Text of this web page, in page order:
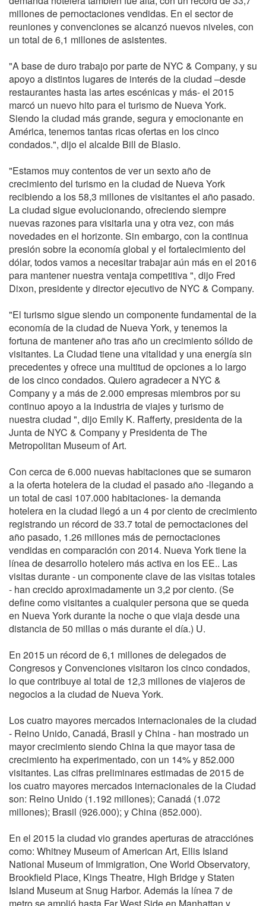
millones de pernoctaciones vendidas. En el sector de
reuniones y convenciones se alcanzó nuevos niveles, con
un total de 6,1 millones de asistentes.
"A base de duro trabajo por parte de NYC & Company, y su
apoyo a distintos lugares de interés de la ciudad –desde
restaurantes hasta las artes escénicas y más- el 2015
marcó un nuevo hito para el turismo de Nueva York.
Siendo la ciudad más grande, segura y emocionante en
América, tenemos tantas ricas ofertas en los cinco
condados.", dijo el alcalde Bill de Blasio.
"Estamos muy contentos de ver un sexto año de
crecimiento del turismo en la ciudad de Nueva York
recibiendo a los 58,3 millones de visitantes el año pasado.
La ciudad sigue evolucionando, ofreciendo siempre
nuevas razones para visitarla una y otra vez, con más
novedades en el horizonte. Sin embargo, con la continua
presión sobre la economía global y el fortalecimiento del
dólar, todos vamos a necesitar trabajar aún más en el 2016
para mantener nuestra ventaja competitiva ", dijo Fred
Dixon, presidente y director ejecutivo de NYC & Company.
"El turismo sigue siendo un componente fundamental de la
economía de la ciudad de Nueva York, y tenemos la
fortuna de mantener año tras año un crecimiento sólido de
visitantes. La Ciudad tiene una vitalidad y una energía sin
precedentes y ofrece una multitud de opciones a lo largo
de los cinco condados. Quiero agradecer a NYC &
Company y a más de 2.000 empresas miembros por su
continuo apoyo a la industria de viajes y turismo de
nuestra ciudad ", dijo Emily K. Rafferty, presidenta de la
Junta de NYC & Company y Presidenta de The
Metropolitan Museum of Art.
Con cerca de 6.000 nuevas habitaciones que se sumaron
a la oferta hotelera de la ciudad el pasado año -llegando a
un total de casi 107.000 habitaciones- la demanda
hotelera en la ciudad llegó a un 4 por ciento de crecimiento
registrando un récord de 33.7 total de pernoctaciones del
año pasado, 1.26 millones más de pernoctaciones
vendidas en comparación con 2014. Nueva York tiene la
línea de desarrollo hotelero más activa en los EE.. Las
visitas durante - un componente clave de las visitas totales
- han crecido aproximadamente un 3,2 por ciento. (Se
define como visitantes a cualquier persona que se queda
en Nueva York durante la noche o que viaja desde una
distancia de 50 millas o más durante el día.) U.
En 2015 un récord de 6,1 millones de delegados de
Congresos y Convenciones visitaron los cinco condados,
lo que contribuye al total de 12,3 millones de viajeros de
negocios a la ciudad de Nueva York.
Los cuatro mayores mercados internacionales de la ciudad
- Reino Unido, Canadá, Brasil y China - han mostrado un
mayor crecimiento siendo China la que mayor tasa de
crecimiento ha experimentado, con un 14% y 852.000
visitantes. Las cifras preliminares estimadas de 2015 de
los cuatro mayores mercados internacionales de la Ciudad
son: Reino Unido (1.192 millones); Canadá (1.072
millones); Brasil (926.000); y China (852.000).
En el 2015 la ciudad vio grandes aperturas de atracciónes
como: Whitney Museum of American Art, Ellis Island
National Museum of Immigration, One World Observatory,
Brookfield Place, Kings Theatre, High Bridge y Staten
Island Museum at Snug Harbor. Además la línea 7 de
metro se amplió hasta Far West Side en Manhattan y